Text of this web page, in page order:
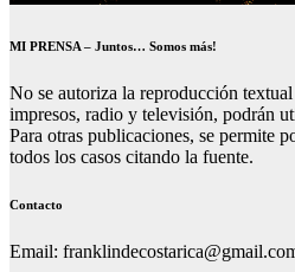
MI PRENSA – Juntos… Somos más!
No se autoriza la reproducción
impresos, radio y televisión, podrán
Para otras publicaciones, se permite
todos los casos citando la fuente.
Contacto
Email: